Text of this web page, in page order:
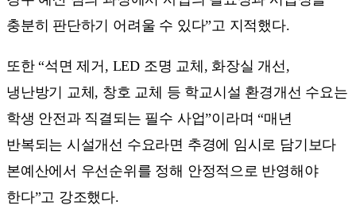
충분히 판단하기 어려울 수 있다”고 지적했다.
또한 “석면 제거, LED 조명 교체, 화장실 개선,
냉난방기 교체, 창호 교체 등 학교시설 환경개선 수요는
학생 안전과 직결되는 필수 사업”이라며 “매년
반복되는 시설개선 수요라면 추경에 임시로 담기보다
본예산에서 우선순위를 정해 안정적으로 반영해야
한다”고 강조했다.